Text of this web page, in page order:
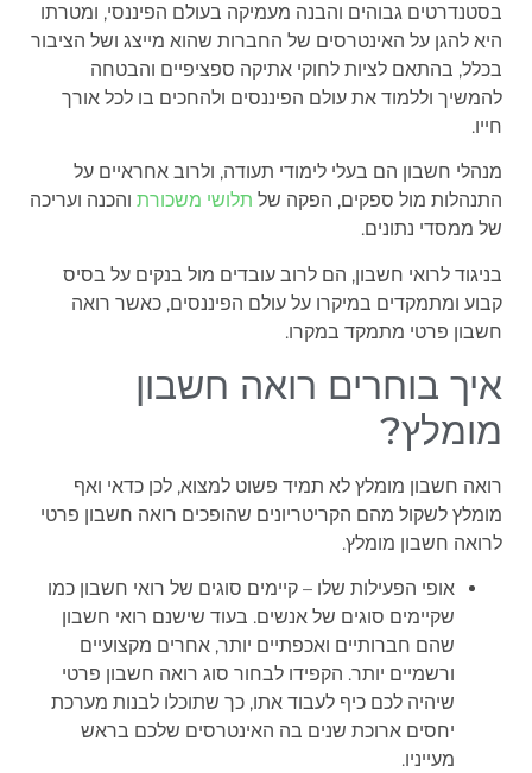
בסטנדרטים גבוהים והבנה מעמיקה בעולם הפיננסי, ומטרתו
היא להגן על האינטרסים של החברות שהוא מייצג ושל הציבור
בכלל, בהתאם לציות לחוקי אתיקה ספציפיים והבטחה
להמשיך וללמוד את עולם הפיננסים ולהחכים בו לכל אורך
חייו.
מנהלי חשבון הם בעלי לימודי תעודה, ולרוב אחראיים על
התנהלות מול ספקים, הפקה של תלושי משכורת והכנה ועריכה
של ממסדי נתונים.
בניגוד לרואי חשבון, הם לרוב עובדים מול בנקים על בסיס
קבוע ומתמקדים במיקרו על עולם הפיננסים, כאשר רואה
חשבון פרטי מתמקד במקרו.
איך בוחרים רואה חשבון
מומלץ?
רואה חשבון מומלץ לא תמיד פשוט למצוא, לכן כדאי ואף
מומלץ לשקול מהם הקריטריונים שהופכים רואה חשבון פרטי
לרואה חשבון מומלץ.
אופי הפעילות שלו – קיימים סוגים של רואי חשבון כמו
שקיימים סוגים של אנשים. בעוד שישנם רואי חשבון
שהם חברותיים ואכפתיים יותר, אחרים מקצועיים
ורשמיים יותר. הקפידו לבחור סוג רואה חשבון פרטי
שיהיה לכם כיף לעבוד אתו, כך שתוכלו לבנות מערכת
יחסים ארוכת שנים בה האינטרסים שלכם בראש
מעייניו.